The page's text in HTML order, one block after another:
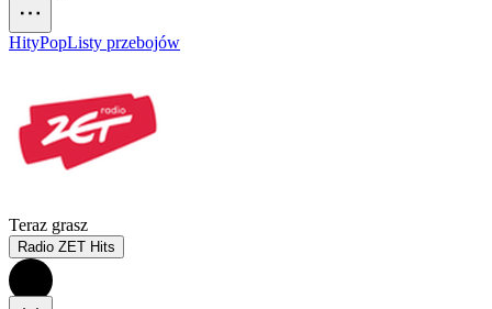
HityPopListy przebojów
Teraz grasz
Radio ZET Hits